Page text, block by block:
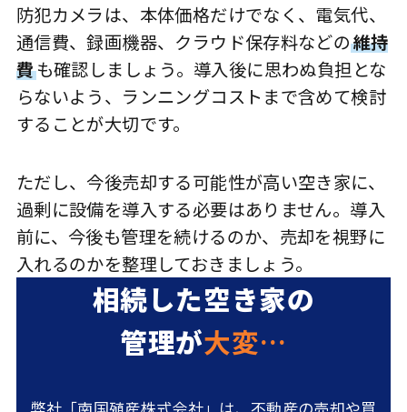
防犯カメラは、本体価格だけでなく、電気代、
通信費、録画機器、クラウド保存料などの維持
費も確認しましょう。導入後に思わぬ負担とな
らないよう、ランニングコストまで含めて検討
することが大切です。
ただし、今後売却する可能性が高い空き家に、
過剰に設備を導入する必要はありません。導入
前に、今後も管理を続けるのか、売却を視野に
入れるのかを整理しておきましょう。
相続した空き家の
管理が大変…